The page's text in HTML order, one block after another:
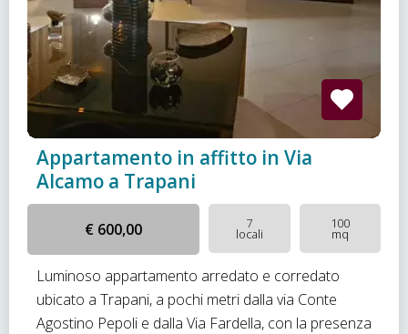
Appartamento in affitto in Via
Alcamo a Trapani
€ 600,00 7
locali
100
mq
Luminoso appartamento arredato e corredato
ubicato a Trapani, a pochi metri dalla via Conte
Agostino Pepoli e dalla Via Fardella, con la presenza